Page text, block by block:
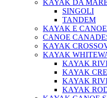
KAYAK DA
SINGOLI
TANDEM
KAYAK E
CANOE
KAYAK
KAYAK
KAYAK
KAYAK
KAYAK
KAYAK